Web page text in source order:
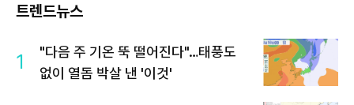
트렌드뉴스
1
"다음 주 기온 뚝 떨어진다"…태풍도
없이 열돔 박살 낸 '이것'